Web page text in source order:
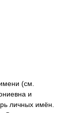
(см.
и
личных имён.